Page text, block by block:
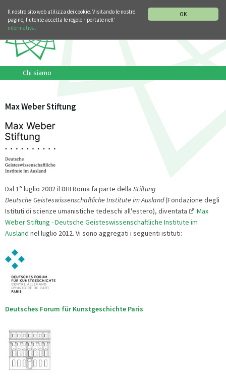
OK
Il nostro sito web utilizza dei cookie. Visitando le nostre
pagine, l’utente accetta le regole riportate nell’
informativa.
Chi siamo
Max Weber Stiftung
Dal 1° luglio 2002 il DHI Roma fa parte della Stiftung
Deutsche Geisteswissenschaftliche Institute im Ausland(Fondazione degli
Istituti di scienze umanistiche tedeschi all'estero), diventata
Max
Weber Stiftung - Deutsche Geisteswissenschaftliche Institute im
Ausland nel luglio 2012. Vi sono aggregati i seguenti istituti:
Deutsches Forum für Kunstgeschichte Paris